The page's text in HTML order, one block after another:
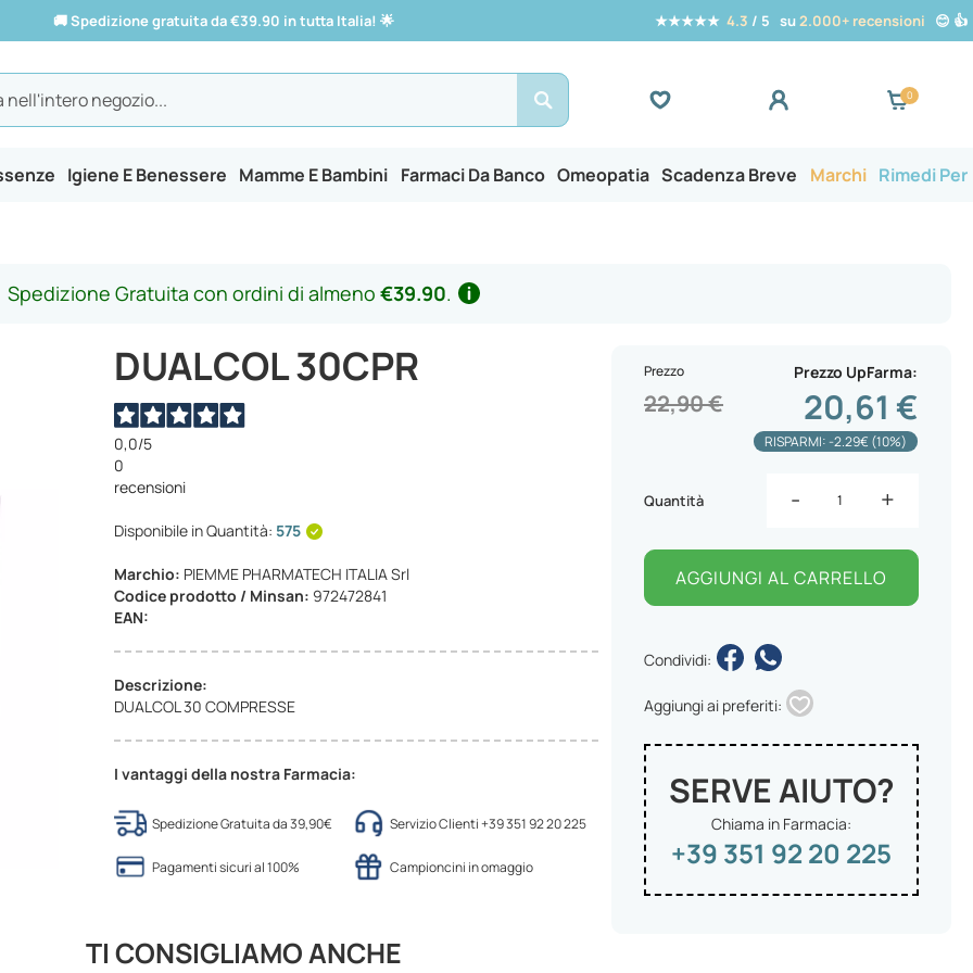
🚚Spedizione gratuita da €39.90 in tutta Italia! 🌟 ★★★★★ 4.3 / 5 su2.000+ recensioni 😊 👍
Search
Igiene E Benessere Mamme E Bambini Farmaci Da Banco Omeopatia Scadenza Breve Marchi Rimedi Per
Spedizione Gratuita con ordini di almeno €39.90.
DUALCOL 30CPR
0,0/5
0
recensioni
Disponibile in Quantità: 575
Marchio: PIEMME PHARMATECH ITALIA Srl
Codice prodotto / Minsan: 972472841
EAN:
Descrizione:
DUALCOL 30 COMPRESSE
I vantaggi della nostra Farmacia:
Spedizione Gratuita da 39,90€ Servizio Clienti +39 351 92 20 225
Pagamenti sicuri al 100% Campioncini in omaggio
Prezzo UpFarma
20,61 €
Prezzo
22,90 €
RISPARMI: -2.29€ (10%)
Quantità - +
AGGIUNGI AL CARRELLO
Condividi:
Aggiungi ai preferiti:
SERVE AIUTO?
Chiama in Farmacia:
+39 351 92 20 225
TI CONSIGLIAMO ANCHE